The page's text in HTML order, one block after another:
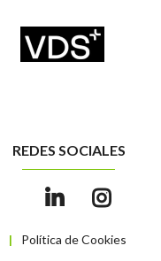
| Política de Cookies
REDES SOCIALES